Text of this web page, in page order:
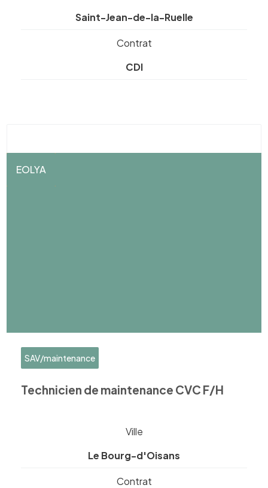
Saint-Jean-de-la-Ruelle
Contrat
CDI
EOLYA
SAV/maintenance
Technicien de maintenance CVC F/H
Ville
Le Bourg-d'Oisans
Contrat